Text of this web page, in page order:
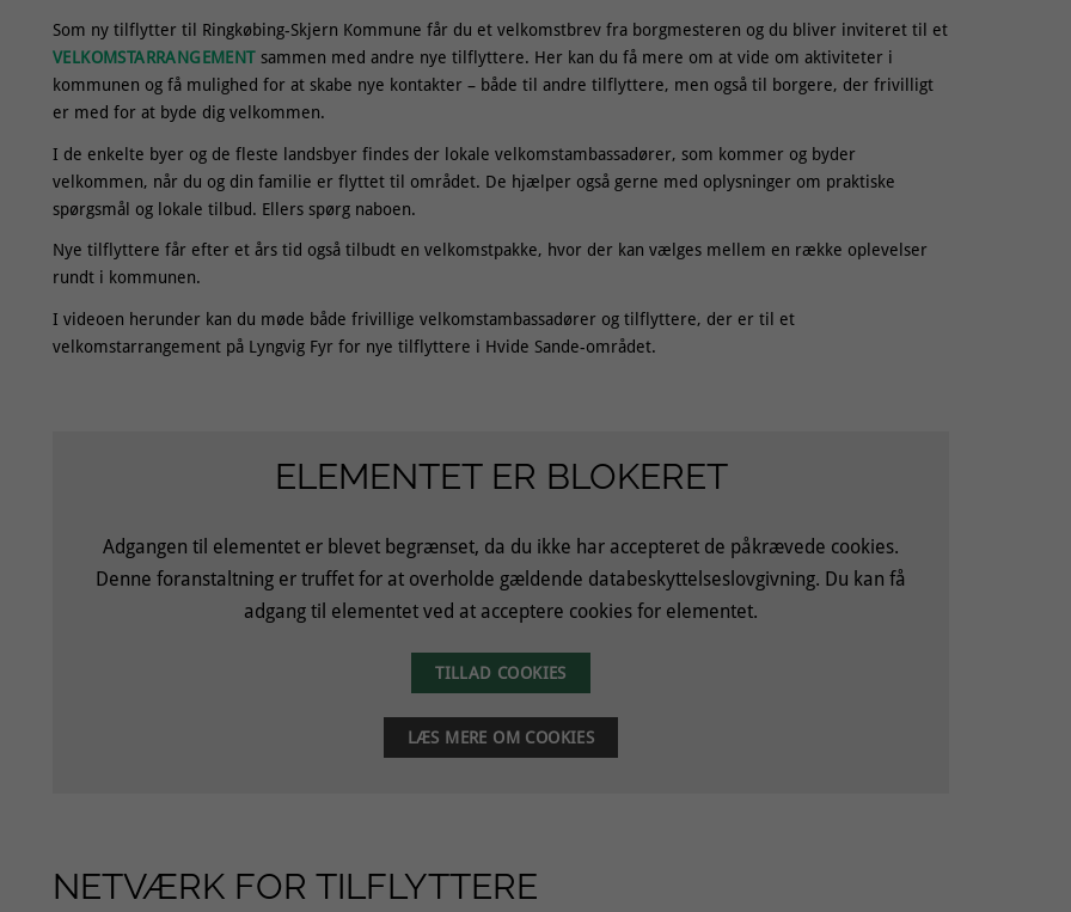
Som ny tilflytter til Ringkøbing-Skjern Kommune får du et velkomstbrev fra borgmesteren og du bliver inviteret til et
VELKOMSTARRANGEMENTsammen med andre nye tilflyttere. Her kan du få mere om at vide om aktiviteter i
kommunen og få mulighed for at skabe nye kontakter – både til andre tilflyttere, men også til borgere, der frivilligt
er med for at byde dig velkommen.
I de enkelte byer og de fleste landsbyer findes der lokale velkomstambassadører, som kommer og byder
velkommen, når du og din familie er flyttet til området. De hjælper også gerne med oplysninger om praktiske
spørgsmål og lokale tilbud. Ellers spørg naboen.
Nye tilflyttere får efter et års tid også tilbudt en velkomstpakke, hvor der kan vælges mellem en række oplevelser
rundt i kommunen.
I videoen herunder kan du møde både frivillige velkomstambassadører og tilflyttere, der er til et
velkomstarrangement på Lyngvig Fyr for nye tilflyttere i Hvide Sande-området.
ELEMENTET ER BLOKERET
Adgangen til elementet er blevet begrænset, da du ikke har accepteret de påkrævede cookies.
Denne foranstaltning er truffet for at overholde gældende databeskyttelseslovgivning. Du kan få
adgang til elementet ved at acceptere cookies for elementet.
TILLAD COOKIES
LÆS MERE OM COOKIES
NETVÆRK FOR TILFLYTTERE